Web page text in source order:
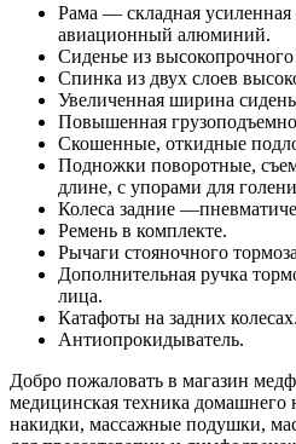
Рама — складная
авиационный алюминий.
Сиденье из
Спинка из двух слоев
Увеличенная ширина
Повышенная
Скошенные, откидные
Подножки поворотные,
длине, с упорами для
Колеса задние
Ремень в комплекте.
Рычаги стояночного
Дополнительная ручка
лица.
Катафоты на задних колесах.
Антиопрокидыватель.
Добро пожаловать в магазин
медицинская техника домашнего
накидки, массажные подушки,